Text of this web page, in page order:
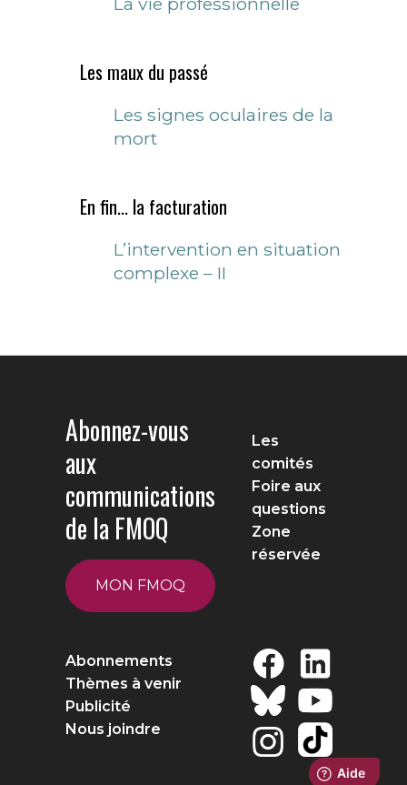
Les maux du passé
Les signes oculaires de la
mort
En fin... la facturation
L’intervention en situation
complexe – II
Abonnez-vous
aux
communications
de la FMOQ
MON FMOQ
Les
comités
Foire aux
questions
Zone
réservée
Abonnements
Thèmes à venir
Publicité
Nous joindre